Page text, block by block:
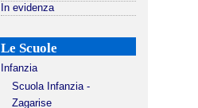
In evidenza
Le Scuole
Infanzia
Scuola Infanzia -
Zagarise